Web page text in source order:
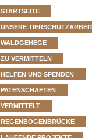
STARTSEITE
UNSERE
WALDGEHEGE
ZU VERMITTELN
HELFEN UND SPENDEN
PATENSCHAFTEN
VERMITTELT
REGENBOGENBRÜCKE